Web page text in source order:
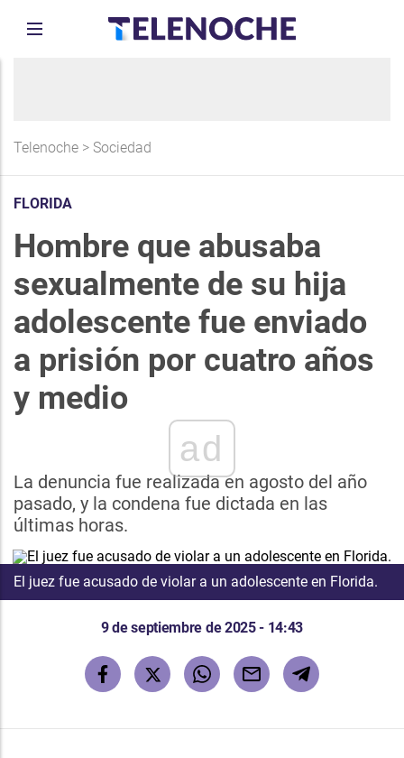
Telenoche > Sociedad
FLORIDA
Hombre que abusaba
sexualmente de su hija
adolescente fue enviado
a prisión por cuatro años
y medio
ad
La denuncia fue realizada en agosto del año
pasado, y la condena fue dictada en las
últimas horas.
El juez fue acusado de violar a un adolescente en Florida.
9 de septiembre de 2025 - 14:43